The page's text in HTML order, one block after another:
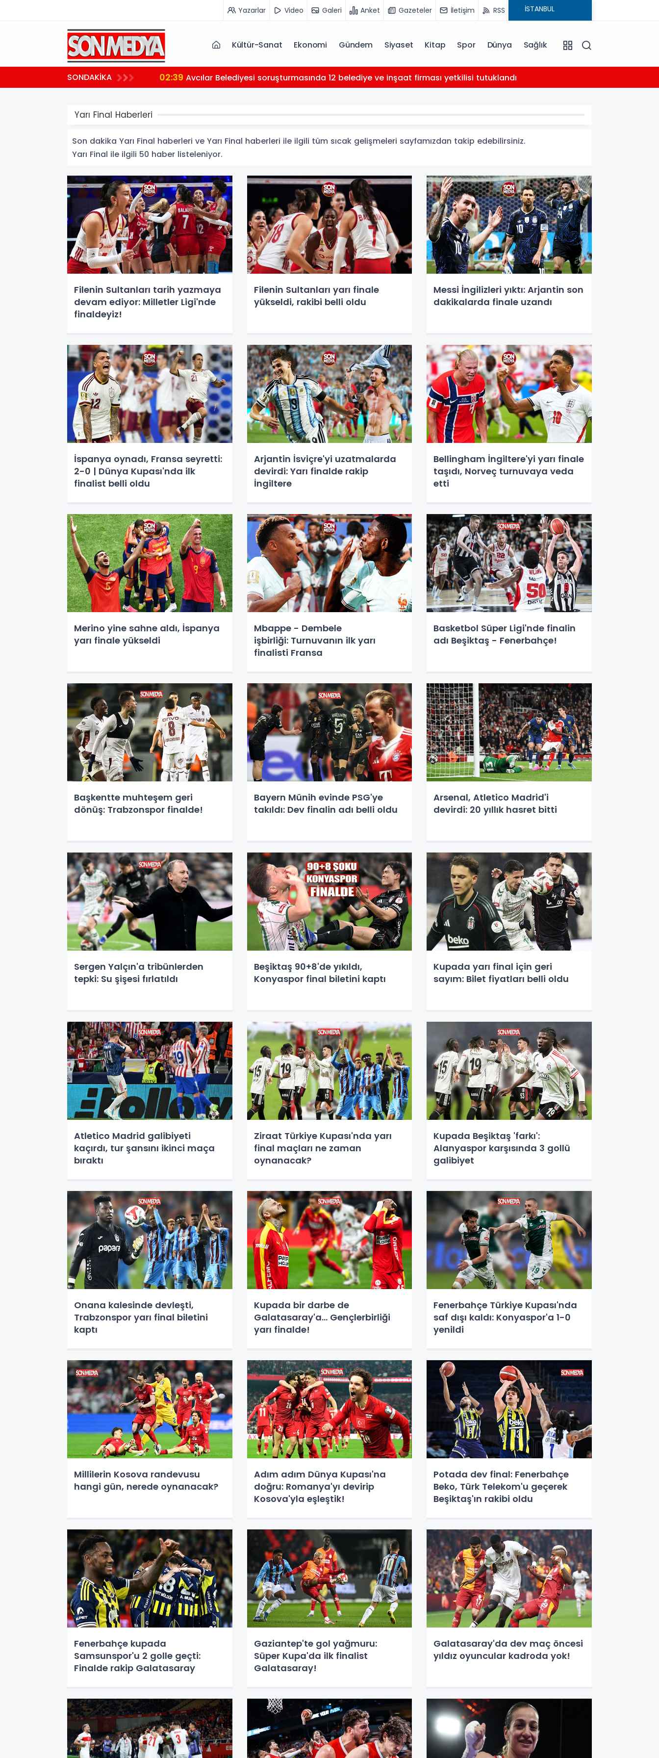
Yazarlar Video Galeri Anket Gazeteler İletişim RSS
Kültür-Sanat Ekonomi Gündem Siyaset Kitap Spor Dünya Sağlık
SONDAKİKA 02:39 Avcılar Belediyesi soruşturmasında 12 belediye ve inşaat firması yetkilisi tutuklandı
Yarı Final Haberleri
Son dakika Yarı Final haberleri ve Yarı Final haberleri ile ilgili tüm sıcak gelişmeleri sayfamızdan takip edebilirsiniz.
Yarı Final ile ilgili 50 haber listeleniyor.
Filenin Sultanları tarih yazmaya
devam ediyor: Milletler Ligi'nde
finaldeyiz!
Filenin Sultanları yarı finale
yükseldi, rakibi belli oldu
Messi İngilizleri yıktı: Arjantin son
dakikalarda finale uzandı
İspanya oynadı, Fransa seyretti:
2-0 | Dünya Kupası'nda ilk
finalist belli oldu
Arjantin İsviçre'yi uzatmalarda
devirdi: Yarı finalde rakip
İngiltere
Bellingham İngiltere'yi yarı finale
taşıdı, Norveç turnuvaya veda
etti
Merino yine sahne aldı, İspanya
yarı finale yükseldi
Mbappe - Dembele
işbirliği: Turnuvanın ilk yarı
finalisti Fransa
Basketbol Süper Ligi'nde finalin
adı Beşiktaş - Fenerbahçe!
Başkentte muhteşem geri
dönüş: Trabzonspor finalde!
Bayern Münih evinde PSG'ye
takıldı: Dev finalin adı belli oldu
Arsenal, Atletico Madrid'i
devirdi: 20 yıllık hasret bitti
Sergen Yalçın'a tribünlerden
tepki: Su şişesi fırlatıldı
Beşiktaş 90+8'de yıkıldı,
Konyaspor final biletini kaptı
Kupada yarı final için geri
sayım: Bilet fiyatları belli oldu
Atletico Madrid galibiyeti
kaçırdı, tur şansını ikinci maça
bıraktı
Ziraat Türkiye Kupası'nda yarı
final maçları ne zaman
oynanacak?
Kupada Beşiktaş 'farkı':
Alanyaspor karşısında 3 gollü
galibiyet
Onana kalesinde devleşti,
Trabzonspor yarı final biletini
kaptı
Kupada bir darbe de
Galatasaray'a... Gençlerbirliği
yarı finalde!
Fenerbahçe Türkiye Kupası'nda
saf dışı kaldı: Konyaspor'a 1-0
yenildi
Millilerin Kosova randevusu
hangi gün, nerede oynanacak?
Adım adım Dünya Kupası'na
doğru: Romanya'yı devirip
Kosova'yla eşleştik!
Potada dev final: Fenerbahçe
Beko, Türk Telekom'u geçerek
Beşiktaş'ın rakibi oldu
Fenerbahçe kupada
Samsunspor'u 2 golle geçti:
Finalde rakip Galatasaray
Gaziantep'te gol yağmuru:
Süper Kupa'da ilk finalist
Galatasaray!
Galatasaray'da dev maç öncesi
yıldız oyuncular kadroda yok!